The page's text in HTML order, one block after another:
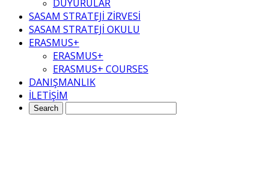
DUYURULAR
SASAM STRATEJİ ZİRVESİ
SASAM STRATEJİ OKULU
ERASMUS+
ERASMUS+
ERASMUS+ COURSES
DANIŞMANLIK
İLETİŞİM